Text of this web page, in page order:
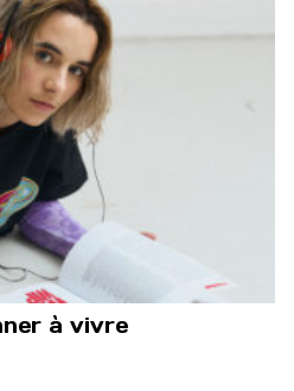
à vivre